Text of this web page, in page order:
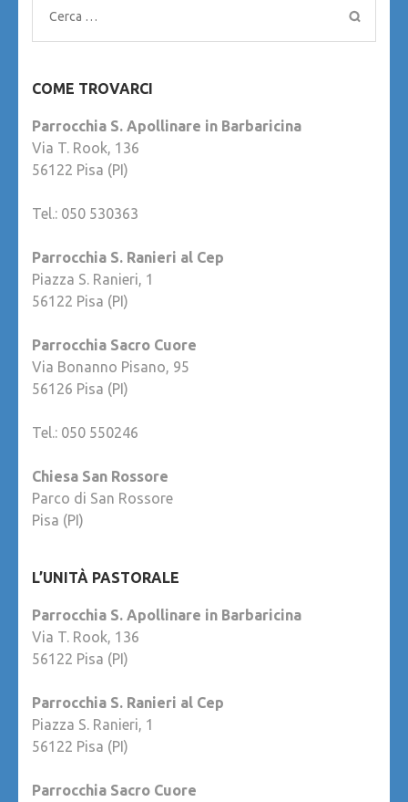
Ricerca
COME TROVARCI
Parrocchia S. Apollinare in Barbaricina
Via T. Rook, 136
56122 Pisa (PI)
Tel.: 050 530363
Parrocchia S. Ranieri al Cep
Piazza S. Ranieri, 1
56122 Pisa (PI)
Parrocchia Sacro Cuore
Via Bonanno Pisano, 95
56126 Pisa (PI)
Tel.: 050 550246
Chiesa San Rossore
Parco di San Rossore
Pisa (PI)
L’UNITÀ PASTORALE
Parrocchia S. Apollinare in Barbaricina
Via T. Rook, 136
56122 Pisa (PI)
Parrocchia S. Ranieri al Cep
Piazza S. Ranieri, 1
56122 Pisa (PI)
Parrocchia Sacro Cuore